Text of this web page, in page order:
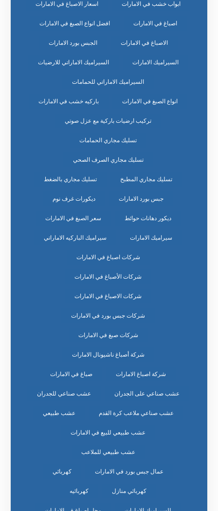
ابواب خشب في الامارات اسعار الاصباغ في الامارات
اصباغ في الامارات افضل انواع الصبغ في الامارات
الاصباغ في الامارات الجبس بورد الامارات
السيراميك الامارات السيراميك الاماراتي للارضيات
السيراميك الاماراتي للحمامات
انواع الصبغ في الامارات باركيه خشب في الامارات
تركيب ارضيات باركية مع عزل صوتي
تسليك مجاري الحمامات
تسليك مجاري الصرف الصحي
تسليك مجاري المطبخ تسليك مجاري بالضغط
جبس بورد الامارات ديكورات غرف نوم
ديكور دهانات حوائط سعر الصبغ في الامارات
سيراميك الامارات سيراميك الباركيه الاماراتي
شركات اصباغ في الامارات
شركات الأصباغ في الامارات
شركات الاصباغ في الامارات
شركات جبس بورد في الامارات
شركات صبغ في الامارات
شركة أصباغ ناشيونال الامارات
شركة اصباغ الامارات صباغ في الامارات
عشب صناعي على الجدران عشب صناعي للجدران
عشب صناعي ملاعب كرة القدم عشب طبيعي
عشب طبيعي للبيع في الامارات
عشب طبيعي للملاعب
عمال جبس بورد في الامارات كهربائي
كهربائي منازل كهربائيه